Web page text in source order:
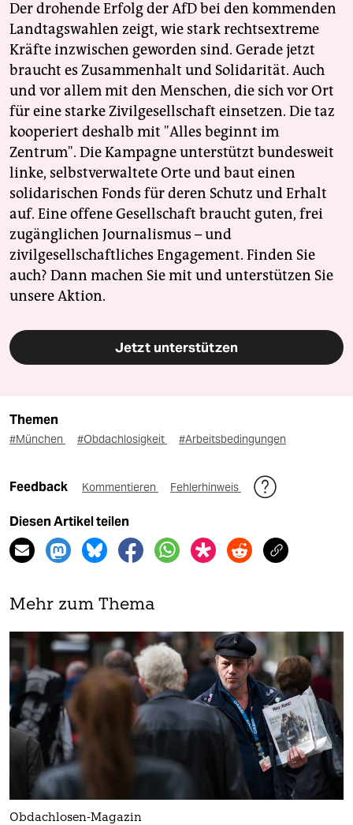
Der drohende Erfolg der AfD bei den kommenden
Landtagswahlen zeigt, wie stark rechtsextreme
Kräfte inzwischen geworden sind. Gerade jetzt
braucht es Zusammenhalt und Solidarität. Auch
und vor allem mit den Menschen, die sich vor Ort
für eine starke Zivilgesellschaft einsetzen. Die taz
kooperiert deshalb mit "Alles beginnt im
Zentrum". Die Kampagne unterstützt bundesweit
linke, selbstverwaltete Orte und baut einen
solidarischen Fonds für deren Schutz und Erhalt
auf. Eine offene Gesellschaft braucht guten, frei
zugänglichen Journalismus – und
zivilgesellschaftliches Engagement. Finden Sie
auch? Dann machen Sie mit und unterstützen Sie
unsere Aktion.
Jetzt unterstützen
Themen
#München #Obdachlosigkeit #Arbeitsbedingungen
Feedback Kommentieren Fehlerhinweis
Diesen Artikel teilen
Mehr zum Thema
Obdachlosen-Magazin